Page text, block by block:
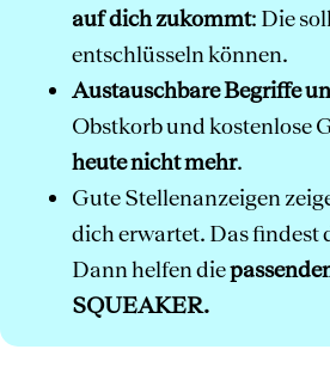
auf dich zukommt: Die
entschlüsseln können.
Austauschbare Begriffe
Obstkorb und kostenlose
heute nicht mehr.
Gute Stellenanzeigen
dich erwartet. Das findest
Dann helfen die
SQUEAKER.